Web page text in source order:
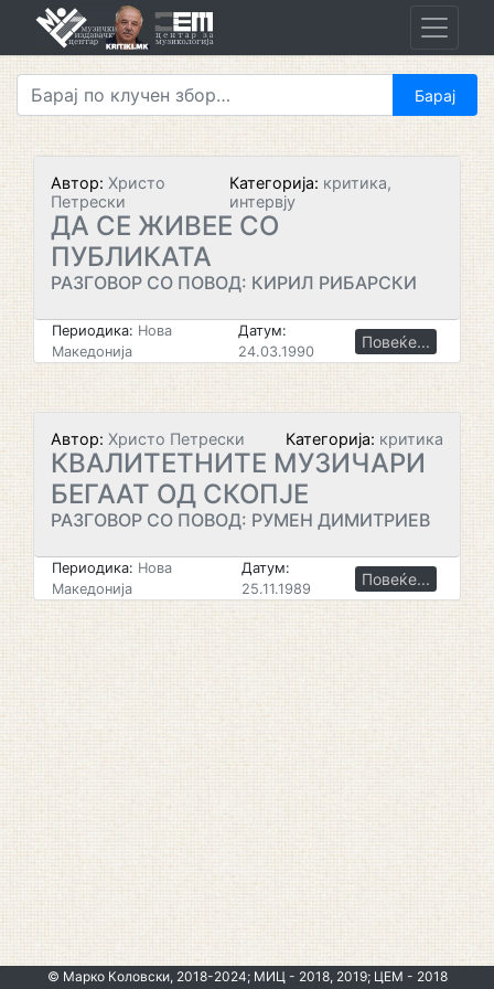
Автор: Христо
Петрески
Категорија: критика,
интервју
ДА СЕ ЖИВЕЕ СО
ПУБЛИКАТА
РАЗГОВОР СО ПОВОД: КИРИЛ РИБАРСКИ
Периодика: Нова
Македонија
Датум:
24.03.1990
Повеќе...
Автор: Христо Петрески Категорија: критика
КВАЛИТЕТНИТЕ МУЗИЧАРИ
БЕГААТ ОД СКОПЈЕ
РАЗГОВОР СО ПОВОД: РУМЕН ДИМИТРИЕВ
Периодика: Нова
Македонија
Датум:
25.11.1989
Повеќе...
© Марко Коловски, 2018-2024; МИЦ - 2018, 2019; ЦЕМ - 2018